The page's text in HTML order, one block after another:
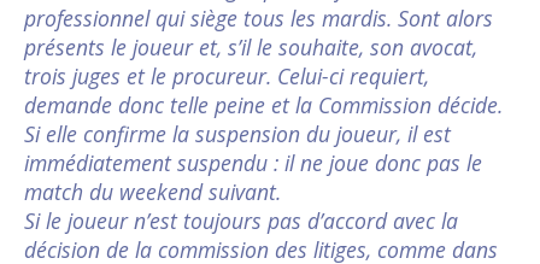
professionnel qui siège tous les mardis. Sont alors
présents le joueur et, s’il le souhaite, son avocat,
trois juges et le procureur. Celui-ci requiert,
demande donc telle peine et la Commission décide.
Si elle confirme la suspension du joueur, il est
immédiatement suspendu : il ne joue donc pas le
match du weekend suivant.
Si le joueur n’est toujours pas d’accord avec la
décision de la commission des litiges, comme dans